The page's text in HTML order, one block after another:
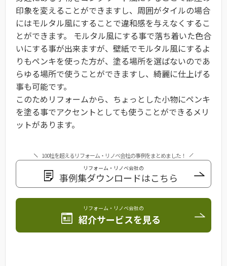
印象を変えることができますし、周囲がタイルの場合
にはモルタル風にすることで違和感を与えなくするこ
とができます。 モルタル風にする事で落ち着いた色合
いにする事が出来ますが、壁紙でモルタル風にするよ
りもペンキを使った方が、塗る場所を選ばないのであ
らゆる場所で使うことができますし、綺麗に仕上げる
事も可能です。
このためリフォームから、ちょっとした小物にペンキ
を塗る事でアクセントとしても使うことができるメリ
ットがあります。
100社を超えるリフォーム・リノベ会社の事例をまとめました！
リフォーム・リノベ会社の
事例集ダウンロードはこちら
リフォーム・リノベ会社の
紹介サービスを見る